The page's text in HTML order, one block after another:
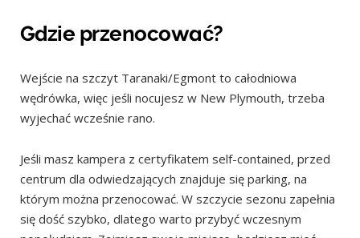
Gdzie przenocować?
Wejście na szczyt Taranaki/Egmont to całodniowa
wędrówka, więc jeśli nocujesz w New Plymouth, trzeba
wyjechać wcześnie rano.
Jeśli masz kampera z certyfikatem self-contained, przed
centrum dla odwiedzających znajduje się parking, na
którym można przenocować. W szczycie sezonu zapełnia
się dość szybko, dlatego warto przybyć wczesnym